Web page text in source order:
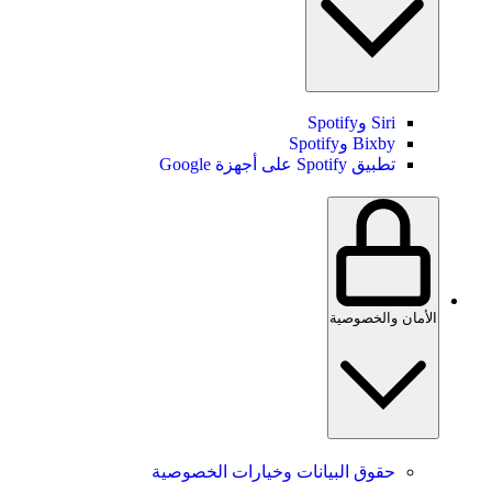
Siri وSpotify
Bixby وSpotify
تطبيق Spotify على أجهزة Google
الأمان والخصوصية
حقوق البيانات وخيارات الخصوصية